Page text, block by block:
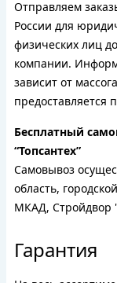
Отправляем
России для
физических лиц
компании.
зависит от
предоставляется
Бесплатный
“Топсантех”
Самовывоз
область,
МКАД, Стройдвор
Гарантия